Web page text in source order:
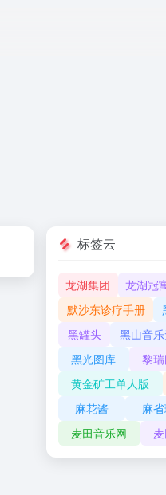
标签云
龙湖集团 龙湖冠
默沙东诊疗手册
黑罐头
黑山音
黑光图库
黎
黄金矿工单人版
麻花酱
麻
麦田音乐网